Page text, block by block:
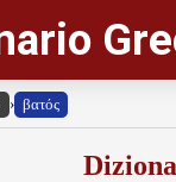
› βατός